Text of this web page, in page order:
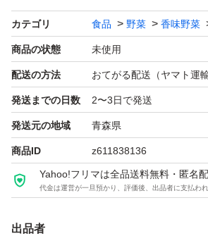
[名称]
黒にんにく
[原材料名]
青森県産福地ホワイト六片
[内容量]
500g
[賞味期限]
カテゴリ 食品 野菜 香味野菜
商品の状態 未使用
配送の方法 おてがる配送（ヤマト運輸
発送までの日数 2〜3日で発送
発送元の地域 青森県
商品ID z611838136
Yahoo!フリマは全品送料無料・匿名
代金は運営が一旦預かり、評価後、出品者に支払わ
出品者